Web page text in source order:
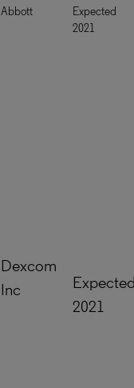
Abbott
Dexcom
Inc
Expected
2021
2021